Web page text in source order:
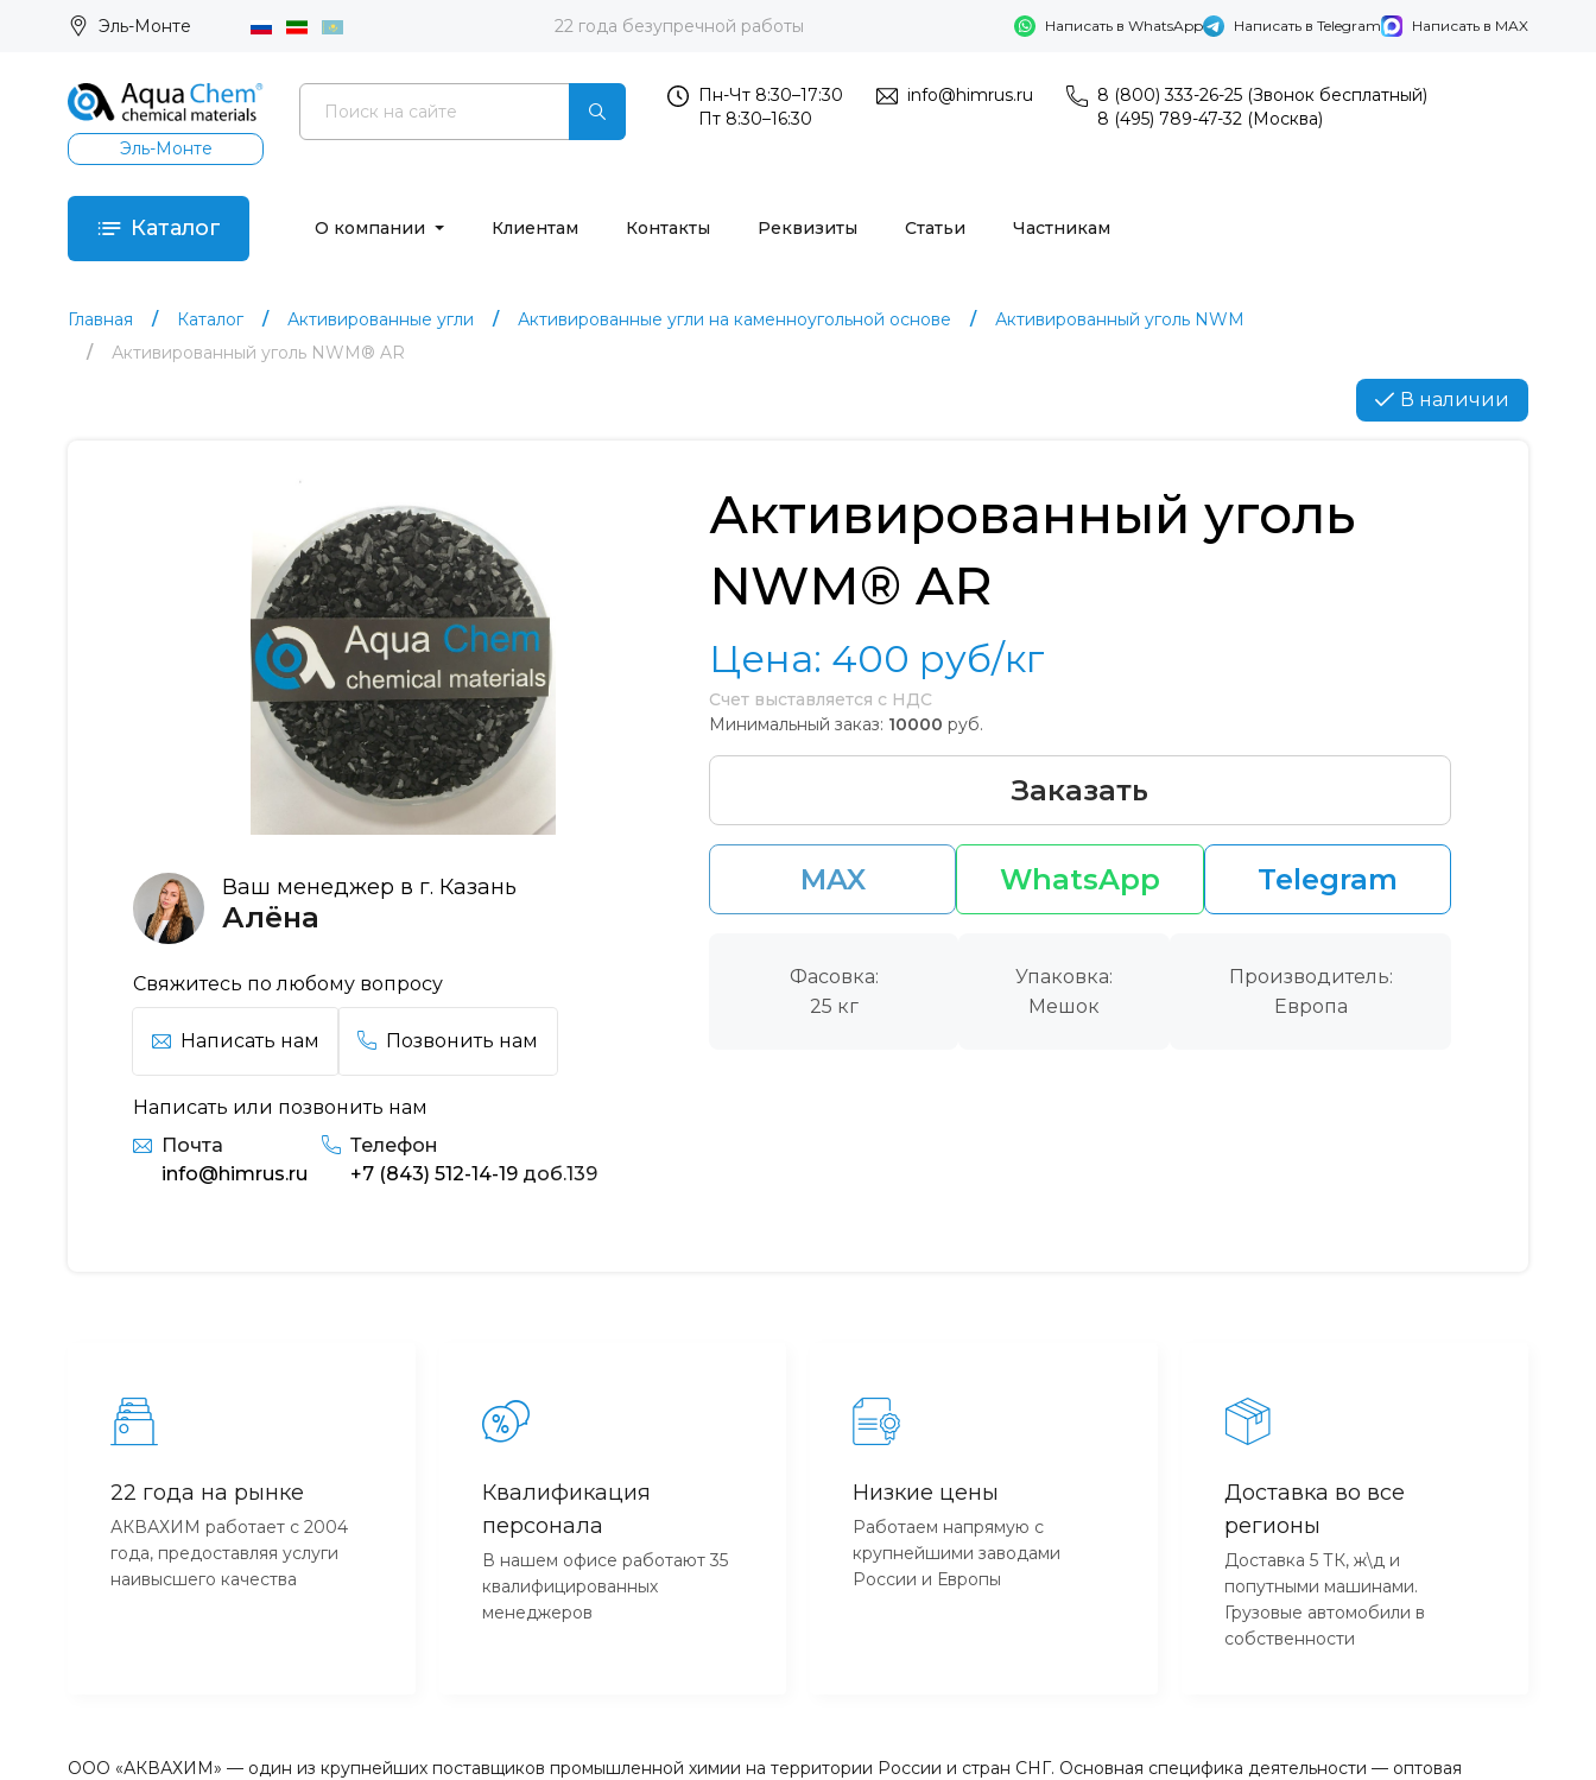
Эль-Монте 22 года безупречной работы Написать в WhatsApp Написать в Telegram Написать в MAX
Эль-Монте
Пн-Чт 8:30–17:30
Пт 8:30–16:30
info@himrus.ru
8 (800) 333-26-25 (Звонок бесплатный)
8 (495) 789-47-32 (Москва)
Каталог О компании Клиентам Контакты Реквизиты Статьи Частникам
Главная Каталог Активированные угли Активированные угли на каменноугольной основе
Активированный уголь NWM
Активированный уголь NWM® AR
В наличии
Ваш менеджер в г. Казань
Алёна
Свяжитесь по любому вопросу
Написать нам Позвонить нам
Написать или позвонить нам
Почта
info@himrus.ru
Телефон
+7 (843) 512-14-19 доб.139
Активированный уголь
NWM® AR
Цена: 400 руб/кг
Счет выставляется с НДС
Минимальный заказ: 10000 руб.
Заказать
MAX WhatsApp Telegram
Фасовка:
25 кг
Упаковка:
Мешок
Производитель:
Европа
22 года на рынке
АКВАХИМ работает с 2004
года, предоставляя услуги
наивысшего качества
Квалификация
персонала
В нашем офисе работают 35
квалифицированных
менеджеров
Низкие цены
Работаем напрямую с
крупнейшими заводами
России и Европы
Доставка во все
регионы
Доставка 5 ТК, ж\д и
попутными машинами.
Грузовые автомобили в
собственности
ООО «АКВАХИМ» — один из крупнейших поставщиков промышленной химии на территории России и стран СНГ. Основная специфика деятельности — оптовая